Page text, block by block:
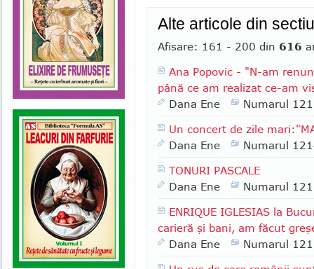
Alte articole din
Afisare: 161 - 200 din 616
Ana Popovic - "N-am
până ce am realizat ce-am
Dana Ene
Numarul
Un concert de zile
Dana Ene
Numarul
TONURI PASCALE
Dana Ene
Numarul
ENRIQUE IGLESIAS la
carieră şi bani, am făcut
Dana Ene
Numarul